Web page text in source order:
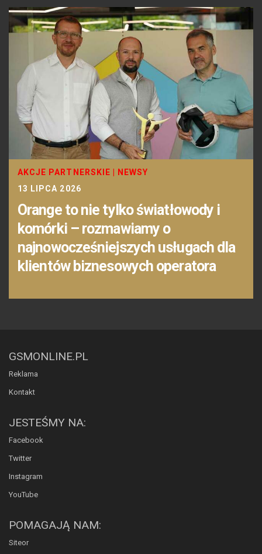
AKCJE PARTNERSKIE
NEWSY
13 LIPCA 2026
Orange to nie tylko światłowody i
komórki – rozmawiamy o
najnowocześniejszych usługach dla
klientów biznesowych operatora
GSMONLINE.PL
Reklama
Kontakt
JESTEŚMY NA:
Facebook
Twitter
Instagram
YouTube
POMAGAJĄ NAM:
Siteor